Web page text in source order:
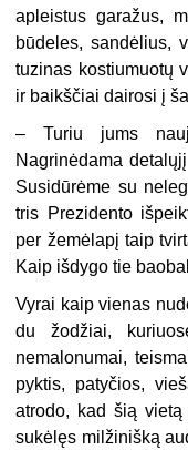
apleistus garažus,
būdeles, sandėlius,
tuzinas kostiumuotų
ir baikščiai dairosi į
– Turiu jums
Nagrinėdama
Susidūrėme su
tris Prezidento
per žemėlapį taip
Kaip išdygo tie
Vyrai kaip vienas
du žodžiai,
nemalonumai,
pyktis, patyčios,
atrodo, kad šią
sukėlęs milžinišką